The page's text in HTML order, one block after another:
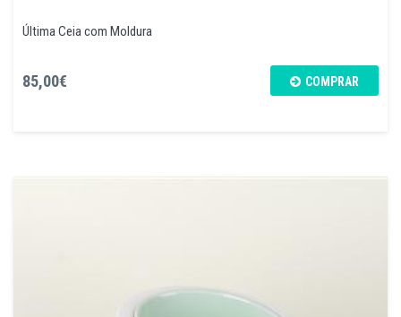
Última Ceia com Moldura
85,00€ COMPRAR